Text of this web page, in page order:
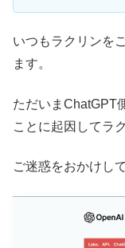
いつもラクリンを
ます。
ただいまChatGPT
ことに起因してラ
ご迷惑をおかけし